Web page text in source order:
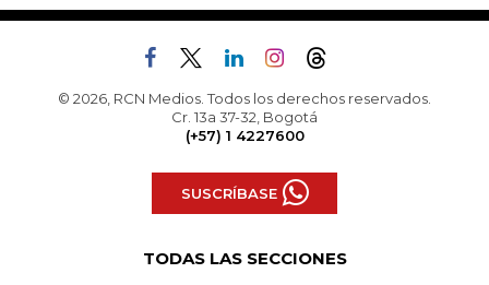
© 2026, RCN Medios. Todos los derechos reservados.
Cr. 13a 37-32, Bogotá
(+57) 1 4227600
SUSCRÍBASE
TODAS LAS SECCIONES